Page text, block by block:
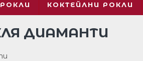
КОКТЕЙЛНИ РОКЛИ
ДИАМАНТИ